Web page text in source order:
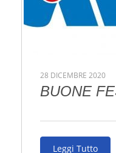
28 DICEMBRE 2020
BUONE
Leggi Tutto